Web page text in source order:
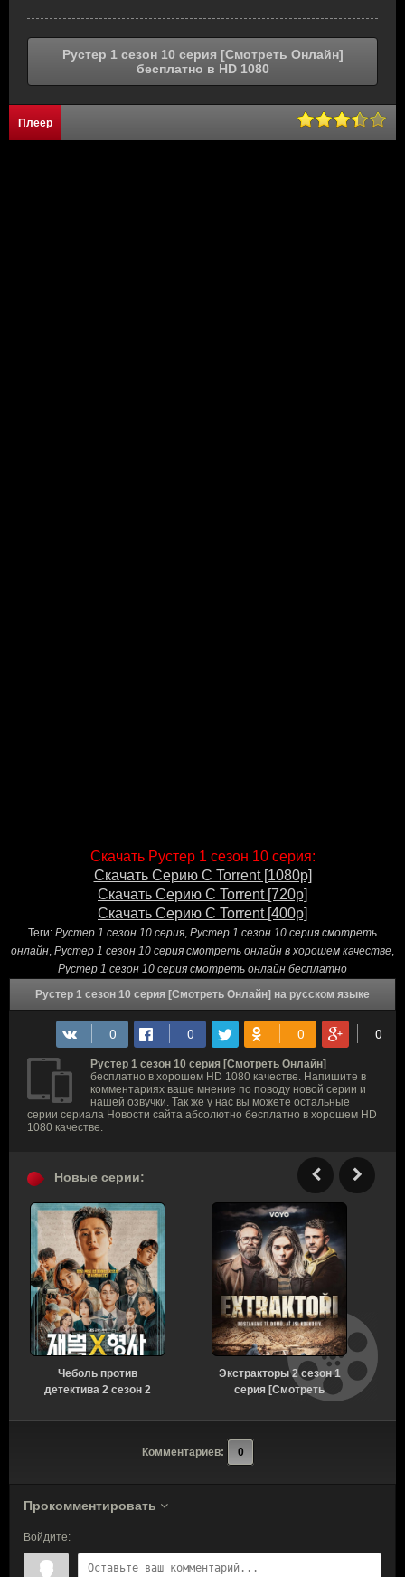
Рустер 1 сезон 10 серия [Смотреть Онлайн]
бесплатно в HD 1080
Плеер
Скачать Рустер 1 сезон 10 серия:
Скачать Серию С Torrent [1080p]
Скачать Серию С Torrent [720p]
Скачать Серию С Torrent [400p]
Теги: Рустер 1 сезон 10 серия, Рустер 1 сезон 10 серия смотреть
онлайн, Рустер 1 сезон 10 серия смотреть онлайн в хорошем качестве,
Рустер 1 сезон 10 серия смотреть онлайн бесплатно
Рустер 1 сезон 10 серия [Смотреть Онлайн] на русском языке
Рустер 1 сезон 10 серия [Смотреть Онлайн]
бесплатно в хорошем HD 1080 качестве. Напишите в
комментариях ваше мнение по поводу новой серии и
нашей озвучки. Так же у нас вы можете остальные
серии сериала Новости сайта абсолютно бесплатно в хорошем HD
1080 качестве.
Новые серии:
Чеболь против
детектива 2 сезон 2
Онлайн]
Экстракторы 2 сезон 1
серия [Смотреть
Комментариев: 0
Прокомментировать
Войдите: